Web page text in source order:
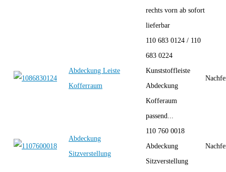
rechts vorn ab sofort
lieferbar
Abdeckung Leiste
Kofferraum
110 683 0124 / 110
683 0224
Kunststoffleiste
Abdeckung
Kofferaum
passend...
Abdeckung
Sitzverstellung
110 760 0018
Abdeckung
Sitzverstellung